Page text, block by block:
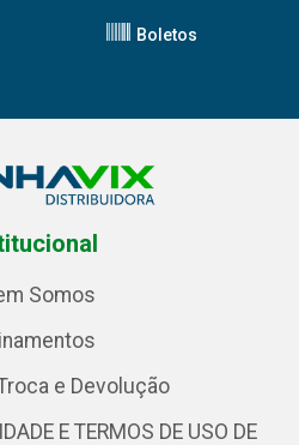
Boletos
Somos
e Devolução
E TERMOS DE USO DE